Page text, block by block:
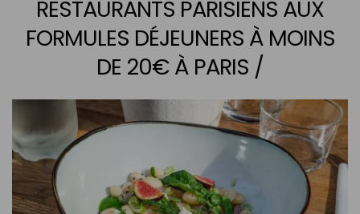
RESTAURANTS PARISIENS AUX
FORMULES DÉJEUNERS À MOINS
DE 20€ À PARIS /